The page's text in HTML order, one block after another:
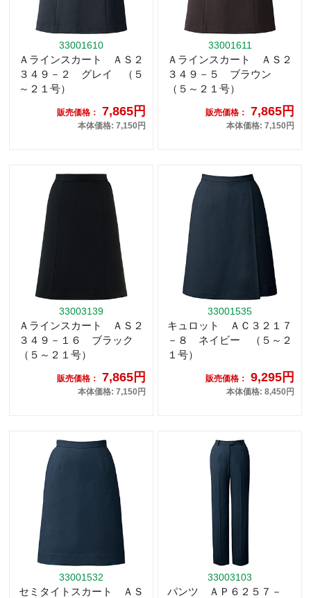
33001610
Ａラインスカート ＡＳ２
３４９－２ グレイ （５
～２１号）
販売価格： 7,865円
本体価格: 7,150円
33001611
Ａラインスカート ＡＳ２
３４９－５ ブラウン
（５～２１号）
販売価格： 7,865円
本体価格: 7,150円
33003139
Ａラインスカート ＡＳ２
３４９－１６ ブラック
（５～２１号）
販売価格： 7,865円
本体価格: 7,150円
33001535
キュロット ＡＣ３２１７
－８ ネイビー （５～２
１号）
販売価格： 9,295円
本体価格: 8,450円
33001532
セミタイトスカート ＡＳ
33003103
パンツ ＡＰ６２５７－